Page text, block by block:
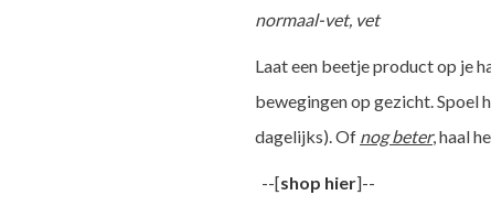
normaal-vet, vet
Laat een beetje product op je
bewegingen op gezicht. Spoel
dagelijks). Of nog beter, haal
--[shop hier]--